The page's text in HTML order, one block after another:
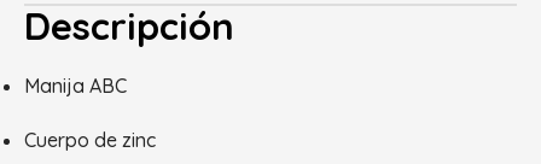
Descripción
Manija ABC
Cuerpo de zinc